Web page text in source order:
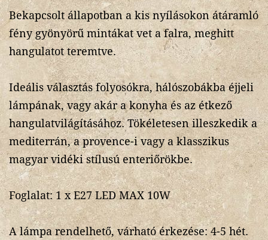
Bekapcsolt állapotban a kis nyílásokon átáramló
fény gyönyörű mintákat vet a falra, meghitt
hangulatot teremtve.
Ideális választás folyosókra, hálószobákba éjjeli
lámpának, vagy akár a konyha és az étkező
hangulatvilágításához. Tökéletesen illeszkedik a
mediterrán, a provence-i vagy a klasszikus
magyar vidéki stílusú enteriőrökbe.
Foglalat: 1 x E27 LED MAX 10W
A lámpa rendelhető, várható érkezése: 4-5 hét.